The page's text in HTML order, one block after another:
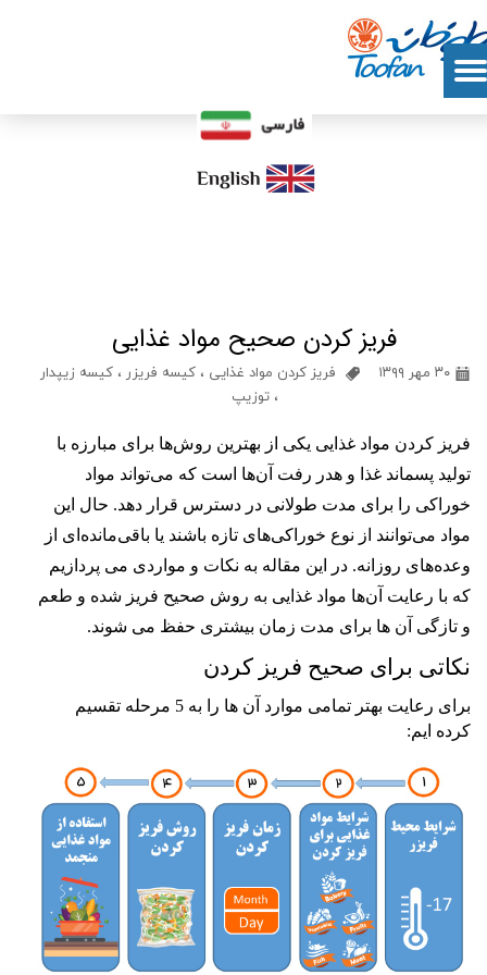
فریز کردن صحیح مواد غذایی
۳۰ مهر ۱۳۹۹ فریز کردن مواد غذایی ،کیسه فریزر ،کیسه زیپدار
،توزیپ
فریز کردن مواد غذایی یکی از بهترین روش‌ها برای مبارزه با
تولید پسماند غذا و هدر رفت آن‌ها است که می‌تواند مواد
خوراکی را برای مدت طولانی در دسترس قرار دهد. حال این
مواد می‌توانند از نوع خوراکی‌های تازه باشند یا باقی‌مانده‌ای از
وعده‌های روزانه. در این مقاله به نکات و مواردی می پردازیم
که با رعایت آن‌ها مواد غذایی به روش صحیح فریز شده و طعم
و تازگی آن ها برای مدت زمان بیشتری حفظ می شوند.
نکاتی برای صحیح فریز کردن
برای رعایت بهتر تمامی موارد آن ها را به 5 مرحله تقسیم
کرده ایم: